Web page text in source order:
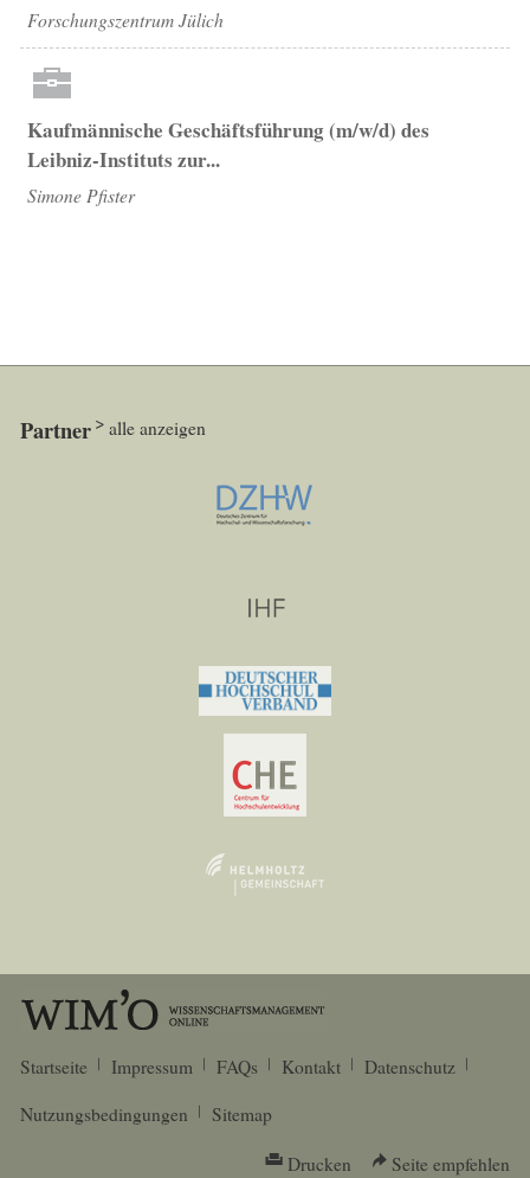
Forschungszentrum Jülich
Kaufmännische Geschäftsführung (m/w/d) des
Leibniz-Instituts zur...
Simone Pfister
Partner alle anzeigen
Startseite Impressum FAQs Kontakt
Datenschutz
Nutzungsbedingungen
Sitemap
Drucken Seite empfehlen